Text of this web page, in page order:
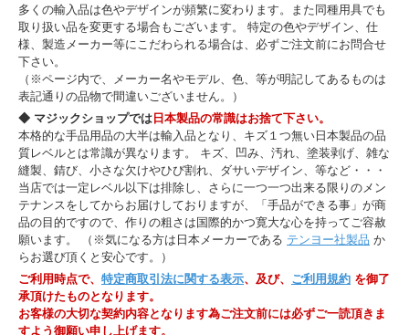
多くの輸入品は色やデザインが頻繁に変わります。また同種用具でも
取り扱い品を変更する場合もございます。 特定の色やデザイン、仕
様、製造メーカー等にこだわられる場合は、必ずご注文前にお問合せ
下さい。
（※ページ内で、メーカー名やモデル、色、等が明記してあるものは
表記通りの品物で間違いございません。）
◆ マジックショップでは 日本製品の常識はお捨て下さい。
本格的な手品用品の大半は輸入品となり、キズ１つ無い日本製品の品
質レベルとは常識が異なります。 キズ、凹み、汚れ、塗装剥げ、雑な
縫製、錆び、小さな欠けやひび割れ、ダサいデザイン、等など・・・
当店では一定レベル以下は排除し、さらに一つ一つ出来る限りのメン
テナンスをしてからお届けしておりますが、「手品ができる事」が商
品の目的ですので、作りの粗さは国際的かつ寛大な心を持ってご容赦
願います。 （※気になる方は日本メーカーである テンヨー社製品 か
らお選び頂くと安心です。）
ご利用時点で、 特定商取引法に関する表示、及び、 ご利用規約 を御了
承頂けたものとなります。
お客様の大切な契約内容となります為ご注文前には必ずご一読頂きま
すよう御願い申し上げます。